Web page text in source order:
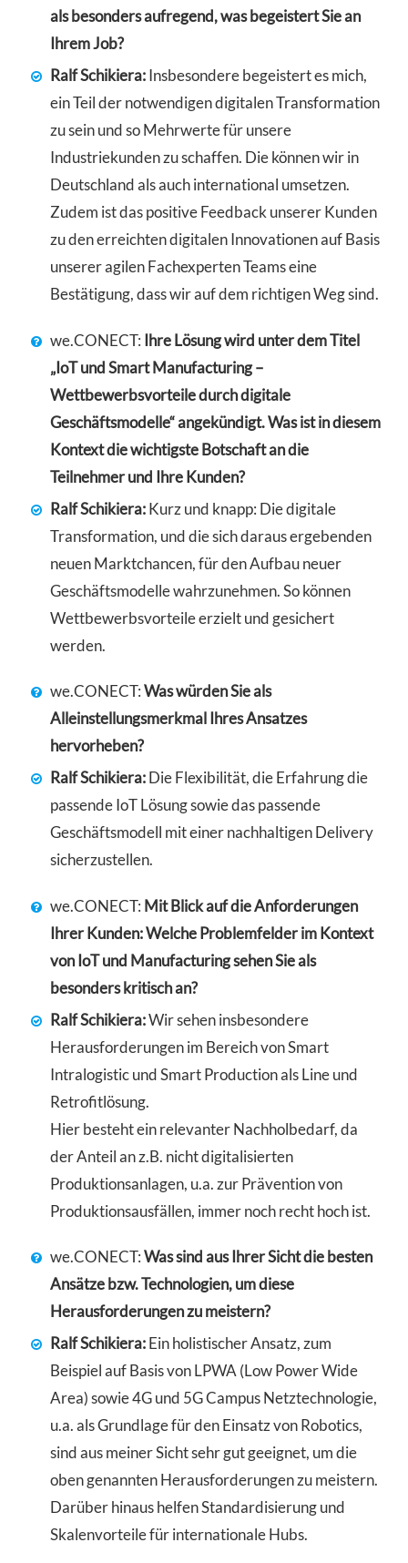
als besonders aufregend, was begeistert Sie an
Ihrem Job?
Ralf Schikiera:Insbesondere begeistert es mich,
ein Teil der notwendigen digitalen Transformation
zu sein und so Mehrwerte für unsere
Industriekunden zu schaffen. Die können wir in
Deutschland als auch international umsetzen.
Zudem ist das positive Feedback unserer Kunden
zu den erreichten digitalen Innovationen auf Basis
unserer agilen Fachexperten Teams eine
Bestätigung, dass wir auf dem richtigen Weg sind.
we.CONECT: Ihre Lösung wird unter dem Titel
„IoT und Smart Manufacturing –
Wettbewerbsvorteile durch digitale
Geschäftsmodelle“ angekündigt. Was ist in diesem
Kontext die wichtigste Botschaft an die
Teilnehmer und Ihre Kunden?
Ralf Schikiera:Kurz und knapp: Die digitale
Transformation, und die sich daraus ergebenden
neuen Marktchancen, für den Aufbau neuer
Geschäftsmodelle wahrzunehmen. So können
Wettbewerbsvorteile erzielt und gesichert
werden.
we.CONECT:Was würden Sie als
Alleinstellungsmerkmal Ihres Ansatzes
hervorheben?
Ralf Schikiera:Die Flexibilität, die Erfahrung die
passende IoT Lösung sowie das passende
Geschäftsmodell mit einer nachhaltigen Delivery
sicherzustellen.
we.CONECT: Mit Blick auf die Anforderungen
Ihrer Kunden: Welche Problemfelder im Kontext
von IoT und Manufacturing sehen Sie als
besonders kritisch an?
Ralf Schikiera:Wir sehen insbesondere
Herausforderungen im Bereich von Smart
Intralogistic und Smart Production als Line und
Retrofitlösung.
Hier besteht ein relevanter Nachholbedarf, da
der Anteil an z.B. nicht digitalisierten
Produktionsanlagen, u.a. zur Prävention von
Produktionsausfällen, immer noch recht hoch ist.
we.CONECT:Was sind aus Ihrer Sicht die besten
Ansätze bzw. Technologien, um diese
Herausforderungen zu meistern?
Ralf Schikiera:Ein holistischer Ansatz, zum
Beispiel auf Basis von LPWA (Low Power Wide
Area) sowie 4G und 5G Campus Netztechnologie,
u.a. als Grundlage für den Einsatz von Robotics,
sind aus meiner Sicht sehr gut geeignet, um die
oben genannten Herausforderungen zu meistern.
Darüber hinaus helfen Standardisierung und
Skalenvorteile für internationale Hubs.